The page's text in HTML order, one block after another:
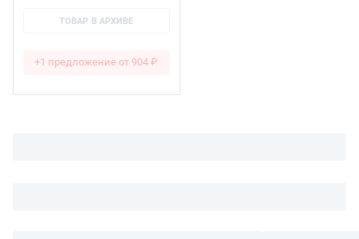
ТОВАР В АРХИВЕ
+1 предложение от 904 ₽